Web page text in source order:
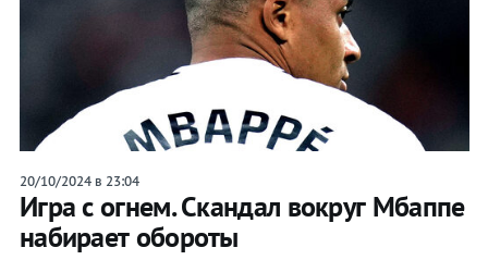
20/10/2024 в 23:04
Игра с огнем. Скандал вокруг Мбаппе
набирает обороты